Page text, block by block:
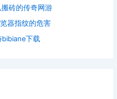
砖的传奇网游
器指纹的危害
bibiane下载